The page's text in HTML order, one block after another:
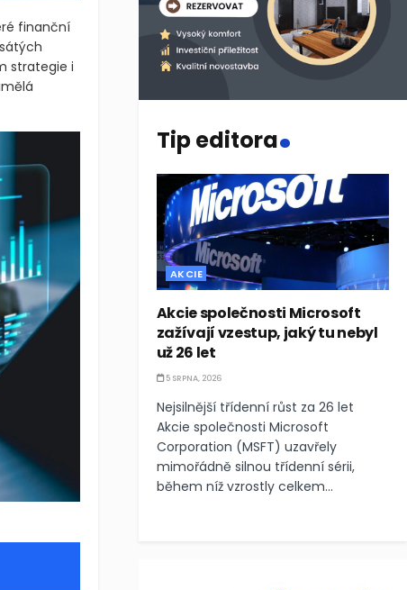
finanční
strategie i
Tip editora.
AKCIE
Akcie společnosti Microsoft
zažívají vzestup, jaký tu nebyl
už 26 let
5 SRPNA, 2026
Nejsilnější třídenní růst za 26 let
Akcie společnosti Microsoft
Corporation (MSFT) uzavřely
mimořádně silnou třídenní sérii,
během níž vzrostly celkem...